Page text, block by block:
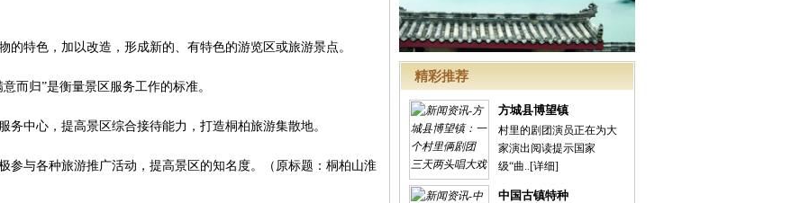
精彩推荐
方城县博望镇
村里的剧团演员正在为大
家演出阅读提示国家
级“曲..[详细]
中国古镇特种
特色，加以改造，形成新的、有特色的游览区或旅游景点。
归”是衡量景区服务工作的标准。
中心，提高景区综合接待能力，打造桐柏旅游集散地。
与各种旅游推广活动，提高景区的知名度。（原标题：桐柏山淮